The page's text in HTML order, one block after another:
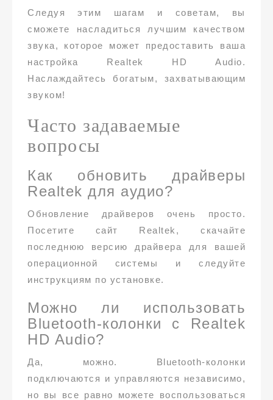
Следуя этим шагам и советам, вы
сможете насладиться лучшим качеством
звука, которое может предоставить ваша
настройка Realtek HD Audio.
Наслаждайтесь богатым, захватывающим
звуком!
Часто задаваемые
вопросы
Как обновить драйверы
Realtek для аудио?
Обновление драйверов очень просто.
Посетите сайт Realtek, скачайте
последнюю версию драйвера для вашей
операционной системы и следуйте
инструкциям по установке.
Можно ли использовать
Bluetooth-колонки с Realtek
HD Audio?
Да, можно. Bluetooth-колонки
подключаются и управляются независимо,
но вы все равно можете воспользоваться